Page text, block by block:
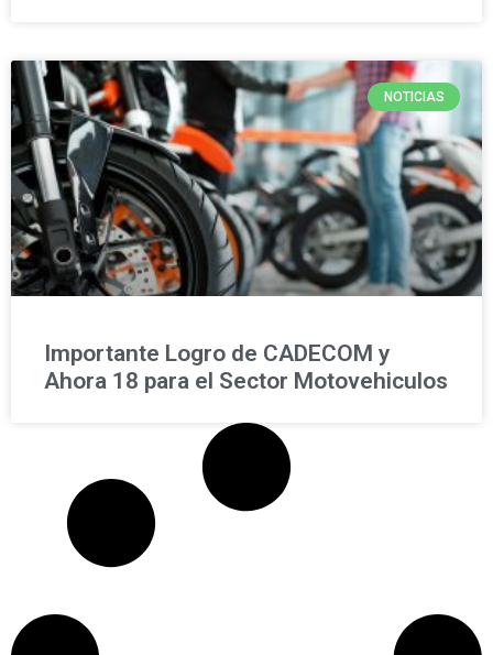
NOTICIAS
Importante Logro de CADECOM y
Ahora 18 para el Sector Motovehiculos